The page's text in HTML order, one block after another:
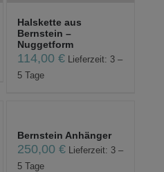
Halskette aus
Bernstein –
Nuggetform
114,00€
Lieferzeit: 3 –
5 Tage
Bernstein Anhänger
250,00€
Lieferzeit: 3 –
5 Tage